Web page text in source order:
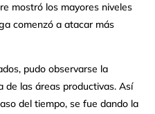
mostró los mayores niveles
comenzó a atacar más
pudo observarse la
de las áreas productivas. Así
del tiempo, se fue dando la